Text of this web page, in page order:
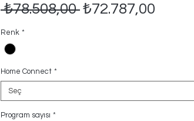
₺78.508,00 Normal
₺72.787,00
Renk *
Home Connect *
Seç
Program sayısı *